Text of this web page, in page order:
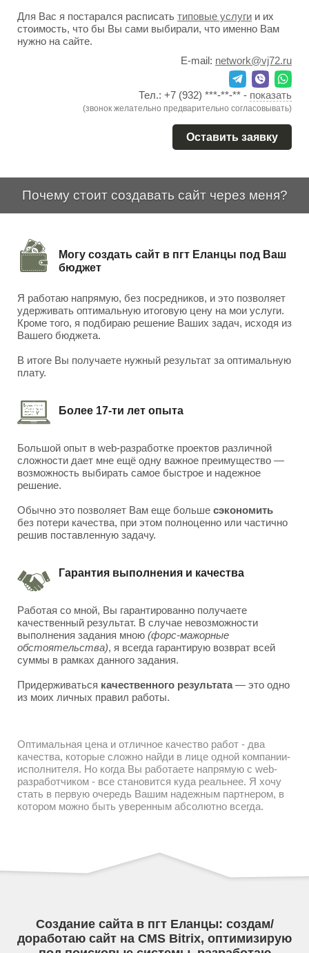
Для Вас я постарался расписать типовые услуги и их
стоимость, что бы Вы сами выбирали, что именно Вам
нужно на сайте.
E-mail: network@vj72.ru
Тел.: +7 (932) ***-**-** - показать
(звонок желательно предварительно согласовывать)
Оставить заявку
Почему стоит создавать сайт через меня?
Могу создать сайт в пгт Еланцы под Ваш
бюджет
Я работаю напрямую, без посредников, и это позволяет
удерживать оптимальную итоговую цену на мои услуги.
Кроме того, я подбираю решение Ваших задач, исходя из
Вашего бюджета.
В итоге Вы получаете нужный результат за оптимальную
плату.
Более 17-ти лет опыта
Большой опыт в web-разработке проектов различной
сложности дает мне ещё одну важное преимущество —
возможность выбирать самое быстрое и надежное
решение.
Обычно это позволяет Вам еще больше сэкономить
без потери качества, при этом полноценно или частично
решив поставленную задачу.
Гарантия выполнения и качества
Работая со мной, Вы гарантированно получаете
качественный результат. В случае невозможности
выполнения задания мною (форс-мажорные
обстоятельства), я всегда гарантирую возврат всей
суммы в рамках данного задания.
Придерживаться качественного результата— это одно
из моих личных правил работы.
Оптимальная цена и отличное качество работ - два
качества, которые сложно найди в лице одной компании-
исполнителя. Но когда Вы работаете напрямую с web-
разработчиком - все становится куда реальнее. Я хочу
стать в первую очередь Вашим надежным партнером, в
котором можно быть уверенным абсолютно всегда.
Создание сайта в пгт Еланцы: создам/
доработаю сайт на CMS Bitrix, оптимизирую